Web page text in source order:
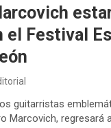
el Festival
guitarristas
Marcovich, regresará